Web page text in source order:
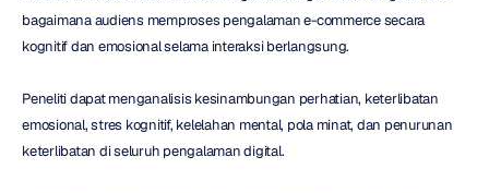
bagaimana audiens memproses pengalaman e-commerce secara
kognitif dan emosional selama interaksi berlangsung.
Peneliti dapat menganalisis kesinambungan perhatian, keterlibatan
emosional, stres kognitif, kelelahan mental, pola minat, dan penurunan
keterlibatan di seluruh pengalaman digital.